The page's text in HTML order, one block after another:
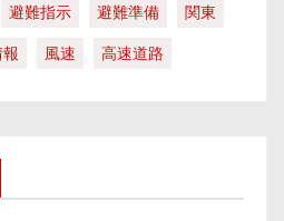
避難指示 避難準備
関東
風速 高速道路